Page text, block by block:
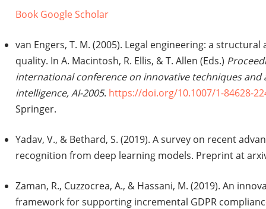
Book Google Scholar
van Engers, T. M. (2005). Legal engineering: a
quality. In A. Macintosh, R. Ellis, & T. Allen (Eds.)
international conference on innovative techniques
intelligence, AI-2005. https://doi.org/10.1007/1-84628-
Springer.
Yadav, V., & Bethard, S. (2019). A survey on recent
recognition from deep learning models. Preprint at
Zaman, R., Cuzzocrea, A., & Hassani, M. (2019). An
framework for supporting incremental GDPR